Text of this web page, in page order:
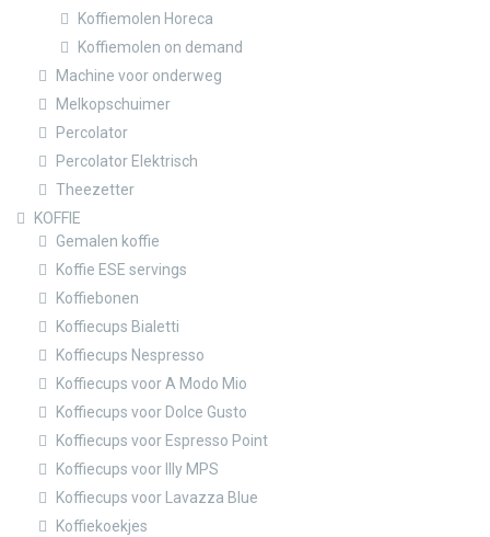
Koffiemolen Horeca
Koffiemolen on demand
Machine voor onderweg
Melkopschuimer
Percolator
Percolator Elektrisch
Theezetter
KOFFIE
Gemalen koffie
Koffie ESE servings
Koffiebonen
Koffiecups Bialetti
Koffiecups Nespresso
Koffiecups voor A Modo Mio
Koffiecups voor Dolce Gusto
Koffiecups voor Espresso Point
Koffiecups voor Illy MPS
Koffiecups voor Lavazza Blue
Koffiekoekjes